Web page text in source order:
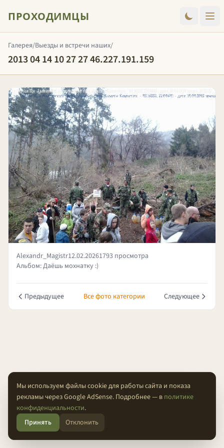
ПРОХОДИМЦЫ
Галерея/Выезды и встречи наших/
2013 04 14 10 27 27 46.227.191.159
Alexandr_Magistr12.02.20261793 просмотра
Альбом: Даёшь мохнатку :)
Предыдущее Все фото категории Следующее
О проектеКонфиденциальность
© 2026 Проходимцы — Там, где кончается асфальт.
Мы используем файлы cookie для работы сайта и показа
рекламы через Google AdSense. Подробнее — в политике
конфиденциальности.
Принять
Отклонить